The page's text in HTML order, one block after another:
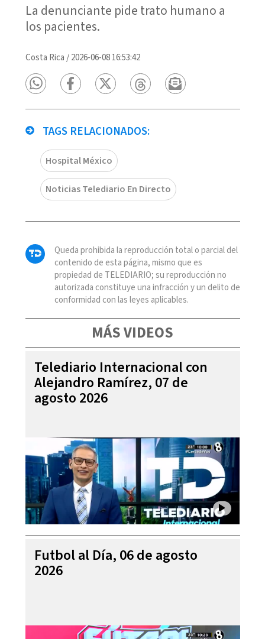
La denunciante pide trato humano a
los pacientes.
Costa Rica /2026-06-08 16:53:42
TAGS RELACIONADOS:
Hospital México
Noticias Telediario En Directo
Queda prohibida la reproducción total o parcial del
contenido de esta página, mismo que es
propiedad de TELEDIARIO; su reproducción no
autorizada constituye una infracción y un delito de
conformidad con las leyes aplicables.
MÁS VIDEOS
Telediario Internacional con
Alejandro Ramírez, 07 de
agosto 2026
Futbol al Día, 06 de agosto
2026